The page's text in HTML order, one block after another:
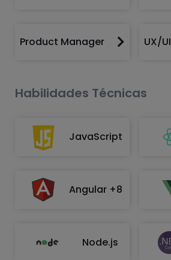
Product Manager  UX/UI
Habilidades Técnicas
JavaScript
Angular +8
Node.js